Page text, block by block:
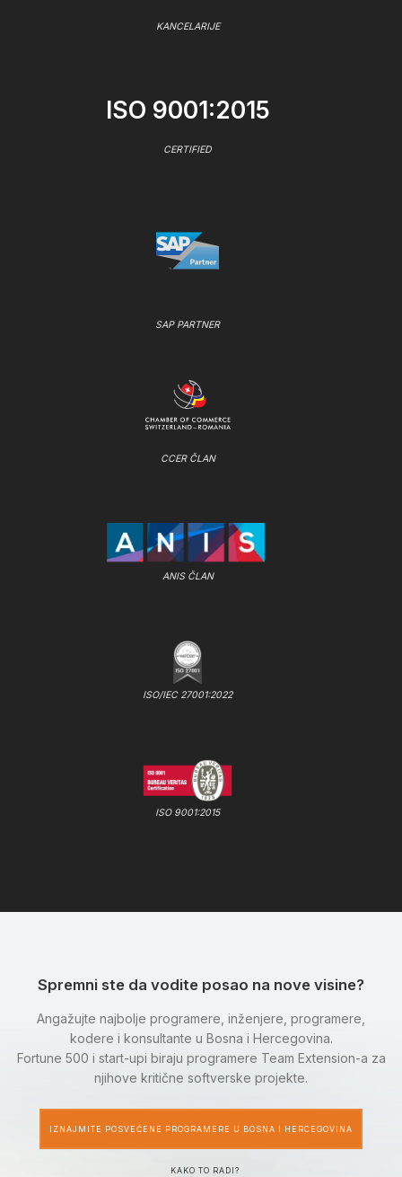
KANCELARIJE
ISO 9001:2015
CERTIFIED
SAP PARTNER
CCER ČLAN
ANIS ČLAN
ISO/IEC 27001:2022
ISO 9001:2015
Spremni ste da vodite posao na nove visine?
Angažujte najbolje programere, inženjere, programere,
kodere i konsultante u Bosna i Hercegovina.
Fortune 500 i start-upi biraju programere Team Extension-a za
njihove kritične softverske projekte.
IZNAJMITE POSVEĆENE PROGRAMERE U BOSNA I HERCEGOVINA
KAKO TO RADI?